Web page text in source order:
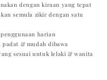
dengan kiraan yang tepat
semula zikir dengan satu
harian
padat & mudah dibawa
sesuai untuk lelaki & wanita